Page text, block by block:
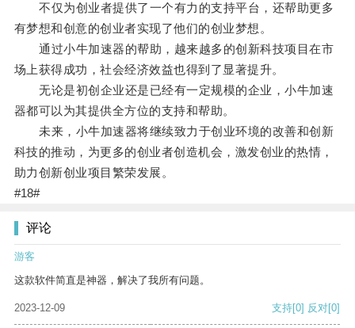
不仅为创业者提供了一个有力的支持平台，还帮助更多
有梦想和创意的创业者实现了他们的创业梦想。
通过小牛加速器的帮助，越来越多的创新科技项目在市
场上获得成功，社会经济效益也得到了显著提升。
无论是初创企业还是已经有一定规模的企业，小牛加速
器都可以为其提供全方位的支持和帮助。
未来，小牛加速器将继续致力于创业环境的改善和创新
科技的推动，为更多的创业者创造机会，激发创业的热情，
助力创新创业项目繁荣发展。
#18#
评论
游客
这款软件简直是神器，解决了我所有问题。
2023-12-09 支持[0] 反对[0]